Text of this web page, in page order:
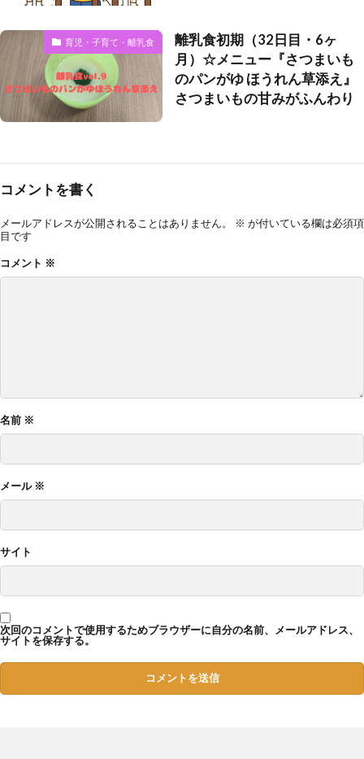
育児・子育て・離乳食
離乳食初期（32日目・6ヶ
月）☆メニュー『さつまいも
のパンがゆ ほうれん草添え』
さつまいもの甘みがふんわり
コメントを書く
メールアドレスが公開されることはありません。 ※ が付いている欄は必須項
目です
コメント ※
名前 ※
メール ※
サイト
次回のコメントで使用するためブラウザーに自分の名前、メールアドレス、
サイトを保存する。